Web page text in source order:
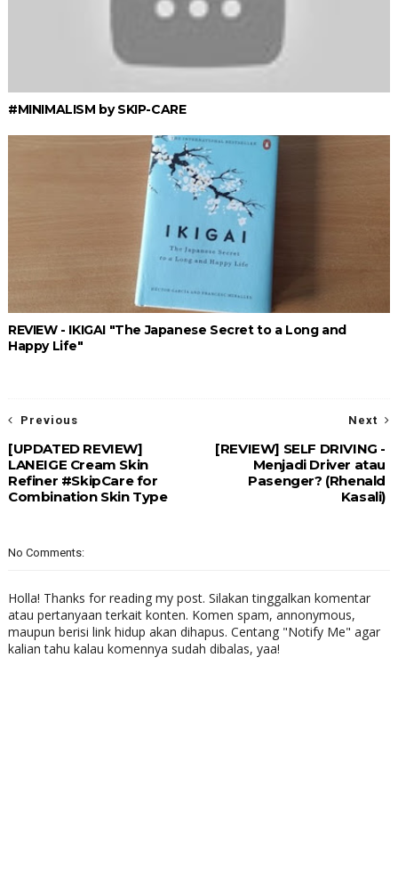
#MINIMALISM by SKIP-CARE
REVIEW - IKIGAI "The Japanese Secret to a Long and
Happy Life"
Next
[REVIEW] SELF DRIVING -
Menjadi Driver atau
Pasenger? (Rhenald
Kasali)
Previous
[UPDATED REVIEW]
LANEIGE Cream Skin
Refiner #SkipCare for
Combination Skin Type
No Comments:
Holla! Thanks for reading my post. Silakan tinggalkan komentar
atau pertanyaan terkait konten. Komen spam, annonymous,
maupun berisi link hidup akan dihapus. Centang "Notify Me" agar
kalian tahu kalau komennya sudah dibalas, yaa!